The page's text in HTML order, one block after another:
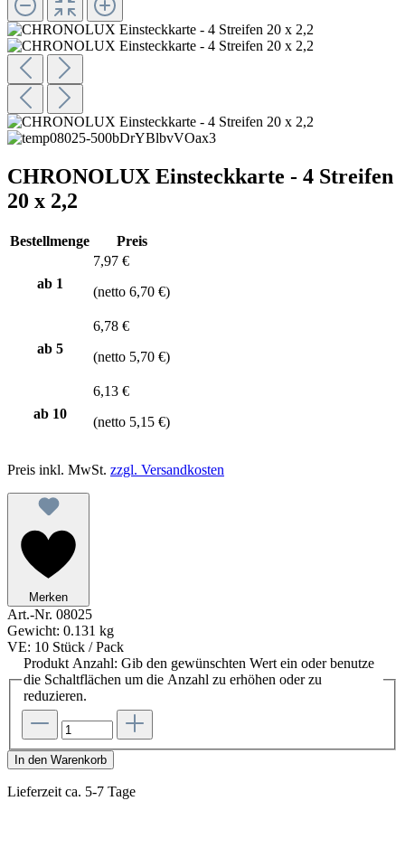
CHRONOLUX Einsteckkarte - 4 Streifen
20 x 2,2
Bestellmenge Preis
ab 1
7,97 €
(netto 6,70 €)
ab 5
6,78 €
(netto 5,70 €)
ab 10
6,13 €
(netto 5,15 €)
Preis inkl. MwSt. zzgl. Versandkosten
Merken
Art.-Nr. 08025
Gewicht: 0.131 kg
VE: 10 Stück / Pack
Produkt Anzahl: Gib den gewünschten Wert ein oder benutze
die Schaltflächen um die Anzahl zu erhöhen oder zu
reduzieren.
In den Warenkorb
Lieferzeit ca. 5-7 Tage